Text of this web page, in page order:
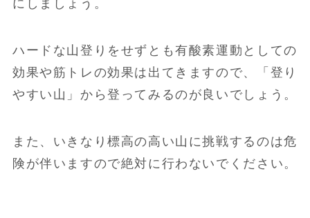
にしましょう。
ハードな山登りをせずとも有酸素運動としての
効果や筋トレの効果は出てきますので、「登り
やすい山」から登ってみるのが良いでしょう。
また、いきなり標高の高い山に挑戦するのは危
険が伴いますので絶対に行わないでください。